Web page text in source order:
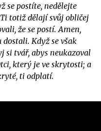
se postíte, nedělejte
totiž dělají svůj obličej
že se postí. Amen,
Když se však
si tvář, abys neukazoval
který je ve skrytosti; a
ti odplatí.